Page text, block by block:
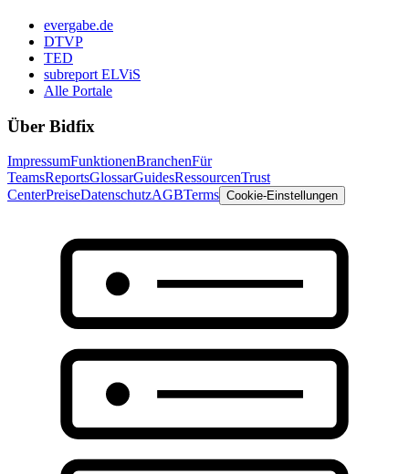
evergabe.de
DTVP
TED
subreport ELViS
Alle Portale
Über Bidfix
ImpressumFunktionenBranchenFür
TeamsReportsGlossarGuidesRessourcenTrust
CenterPreiseDatenschutzAGBTerms Cookie-Einstellungen